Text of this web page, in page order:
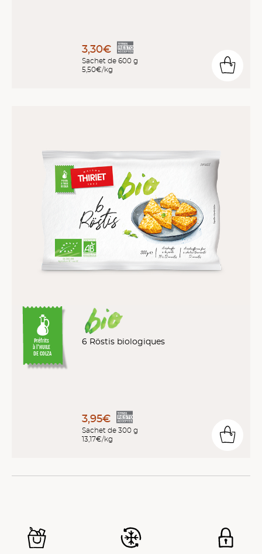
3,30€
Sachet de 600 g
5,50€/kg
Préfrits
à l'HUILE
DE COLZA
6 Röstis biologiques
3,95€
Sachet de 300 g
13,17€/kg